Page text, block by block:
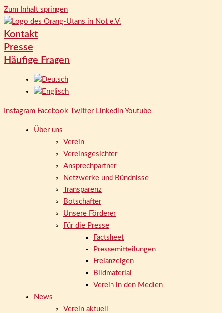
Zum Inhalt springen
Kontakt
Presse
Häufige Fragen
Instagram Facebook Twitter Linkedin Youtube
Über uns
Verein
Vereinsgesichter
Ansprechpartner
Netzwerke und Bündnisse
Transparenz
Botschafter
Unsere Förderer
Für die Presse
Factsheet
Pressemitteilungen
Freianzeigen
Bildmaterial
Verein in den Medien
News
Verein aktuell